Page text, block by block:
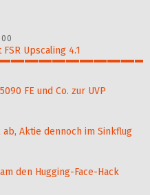
Upscaling 4.1
FE und Co. zur UVP
Aktie dennoch im Sinkflug
den Hugging-Face-Hack